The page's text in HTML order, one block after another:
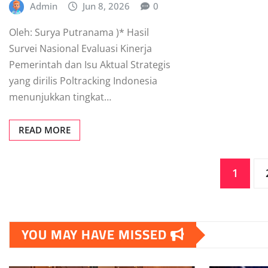
Admin Jun 8, 2026 0
Oleh: Surya Putranama )* Hasil
Survei Nasional Evaluasi Kinerja
Pemerintah dan Isu Aktual Strategis
yang dirilis Poltracking Indonesia
menunjukkan tingkat…
READ MORE
pagination
1
YOU MAY HAVE MISSED